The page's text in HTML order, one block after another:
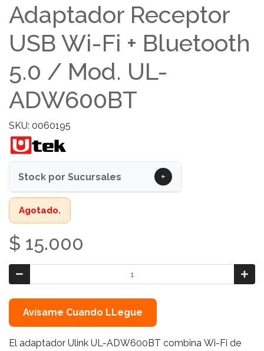
Adaptador Receptor
USB Wi-Fi + Bluetooth
5.0 / Mod. UL-
ADW600BT
SKU: 0060195
Stock por Sucursales +
Agotado.
$ 15.000
Avísame Cuando LLegue
El adaptador Ulink UL-ADW600BT combina Wi-Fi de